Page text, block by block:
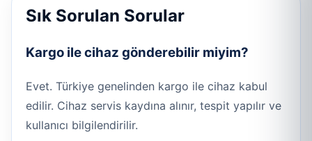
Sık Sorulan Sorular
Kargo ile cihaz gönderebilir miyim?
Evet. Türkiye genelinden kargo ile cihaz kabul
edilir. Cihaz servis kaydına alınır, tespit yapılır ve
kullanıcı bilgilendirilir.